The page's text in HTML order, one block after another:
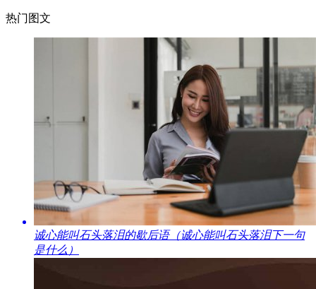
热门图文
​诚心能叫石头落泪的歇后语（诚心能叫石头落泪下一句
是什么）